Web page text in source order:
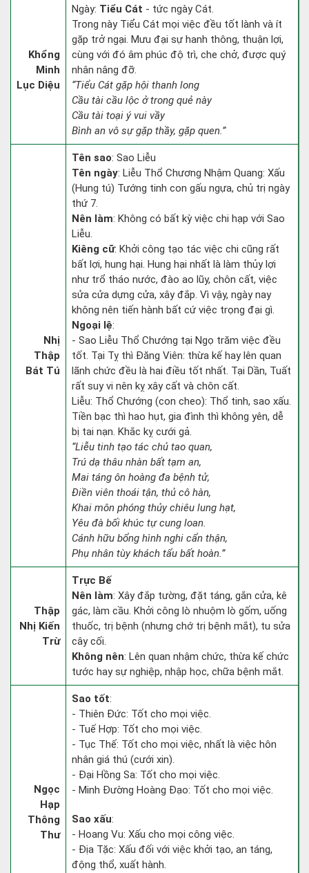
Khổng
Minh
Lục Diệu
Ngày: Tiểu Cát - tức ngày Cát.
Trong này Tiểu Cát mọi việc đều tốt lành và ít
gặp trở ngại. Mưu đại sự hanh thông, thuận lợi,
cùng với đó âm phúc độ trì, che chở, được quý
nhân nâng đỡ.
“Tiểu Cát gặp hội thanh long
Cầu tài cầu lộc ở trong quẻ này
Cầu tài toại ý vui vầy
Bình an vô sự gặp thầy, gặp quen.”
Nhị
Thập
Bát Tú
Tên sao: Sao Liễu
Tên ngày: Liễu Thổ Chương Nhậm Quang: Xấu
(Hung tú) Tướng tinh con gấu ngựa, chủ trị ngày
thứ 7.
Nên làm: Không có bất kỳ việc chi hạp với Sao
Liễu.
Kiêng cữ: Khởi công tạo tác việc chi cũng rất
bất lợi, hung hại. Hung hại nhất là làm thủy lợi
như trổ tháo nước, đào ao lũy, chôn cất, việc
sửa cửa dựng cửa, xây đắp. Vì vậy, ngày nay
không nên tiến hành bất cứ việc trọng đại gì.
Ngoại lệ:
- Sao Liễu Thổ Chướng tại Ngọ trăm việc đều
tốt. Tại Tỵ thì Đăng Viên: thừa kế hay lên quan
lãnh chức đều là hai điều tốt nhất. Tại Dần, Tuất
rất suy vi nên kỵ xây cất và chôn cất.
Liễu: Thổ Chướng (con cheo): Thổ tinh, sao xấu.
Tiền bạc thì hao hụt, gia đình thì không yên, dễ
bị tai nạn. Khắc kỵ cưới gả.
“Liễu tinh tạo tác chủ tao quan,
Trú dạ thâu nhàn bất tạm an,
Mai táng ôn hoàng đa bệnh tử,
Điền viên thoái tận, thủ cô hàn,
Khai môn phóng thủy chiêu lung hạt,
Yêu đà bối khúc tự cung loan.
Cánh hữu bổng hình nghi cẩn thận,
Phụ nhân tùy khách tẩu bất hoàn.”
Thập
Nhị Kiến
Trừ
Trực Bế
Nên làm: Xây đắp tường, đặt táng, gắn cửa, kê
gác, làm cầu. Khởi công lò nhuộm lò gốm, uống
thuốc, trị bệnh (nhưng chớ trị bệnh mắt), tu sửa
cây cối.
Không nên: Lên quan nhậm chức, thừa kế chức
tước hay sự nghiệp, nhập học, chữa bệnh mắt.
Ngọc
Hạp
Thông
Thư
Sao tốt:
- Thiên Đức: Tốt cho mọi việc.
- Tuế Hợp: Tốt cho mọi việc.
- Tục Thế: Tốt cho mọi việc, nhất là việc hôn
nhân giá thú (cưới xin).
- Đại Hồng Sa: Tốt cho mọi việc.
- Minh Đường Hoàng Đạo: Tốt cho mọi việc.
Sao xấu:
- Hoang Vu: Xấu cho mọi công việc.
- Địa Tặc: Xấu đối với việc khởi tạo, an táng,
động thổ, xuất hành.